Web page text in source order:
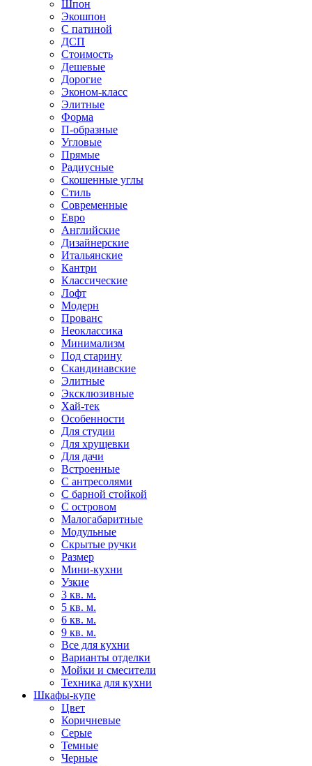
Шпон
Экошпон
С патиной
ДСП
Стоимость
Дешевые
Дорогие
Эконом-класс
Элитные
Форма
П-образные
Угловые
Прямые
Радиусные
Скошенные углы
Стиль
Современные
Евро
Английские
Дизайнерские
Итальянские
Кантри
Классические
Лофт
Модерн
Прованс
Неоклассика
Минимализм
Под старину
Скандинавские
Элитные
Эксклюзивные
Хай-тек
Особенности
Для студии
Для хрущевки
Для дачи
Встроенные
С антресолями
С барной стойкой
С островом
Малогабаритные
Модульные
Скрытые ручки
Размер
Мини-кухни
Узкие
3 кв. м.
5 кв. м.
6 кв. м.
9 кв. м.
Все для кухни
Варианты отделки
Мойки и смесители
Техника для кухни
Шкафы-купе
Цвет
Коричневые
Серые
Темные
Черные